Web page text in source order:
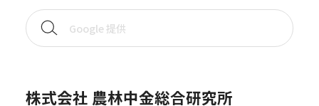
株式会社 農林中金総合研究所